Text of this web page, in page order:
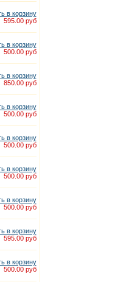
в корзину
595.00 руб
в корзину
500.00 руб
в корзину
850.00 руб
в корзину
500.00 руб
в корзину
500.00 руб
в корзину
500.00 руб
в корзину
500.00 руб
в корзину
595.00 руб
в корзину
500.00 руб